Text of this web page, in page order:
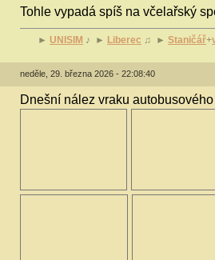
Tohle vypadá spíš na včelařský
► UNISIM ♪ ► Liberec ♫ ► Staničář+
neděle, 29. března 2026 - 22:08:40
Dnešní nález vraku